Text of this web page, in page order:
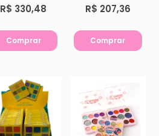
R$ 330,48
Comprar
R$ 207,36
Comprar